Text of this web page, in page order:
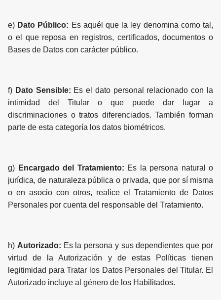
e) Dato Público: Es aquél que la ley denomina como tal,
o el que reposa en registros, certificados, documentos o
Bases de Datos con carácter público.
f) Dato Sensible: Es el dato personal relacionado con la
intimidad del Titular o que puede dar lugar a
discriminaciones o tratos diferenciados. También forman
parte de esta categoría los datos biométricos.
g) Encargado del Tratamiento: Es la persona natural o
jurídica, de naturaleza pública o privada, que por sí misma
o en asocio con otros, realice el Tratamiento de Datos
Personales por cuenta del responsable del Tratamiento.
h) Autorizado: Es la persona y sus dependientes que por
virtud de la Autorización y de estas Políticas tienen
legitimidad para Tratar los Datos Personales del Titular. El
Autorizado incluye al género de los Habilitados.